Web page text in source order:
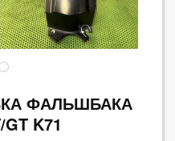
ФАЛЬШБАКА
GT K71